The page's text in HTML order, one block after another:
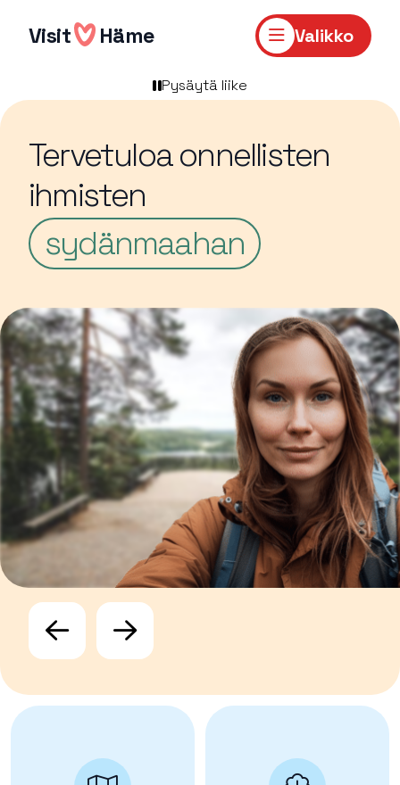
sisältöön
Visit Häme Valikko
Pysäytä liike
Tervetuloa onnellisten
ihmisten
sydänmaahan